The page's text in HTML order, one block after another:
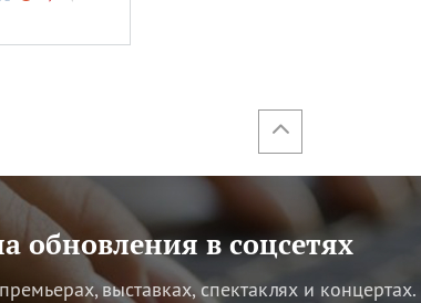
обновления в соцсетях
выставках, спектаклях и концертах.